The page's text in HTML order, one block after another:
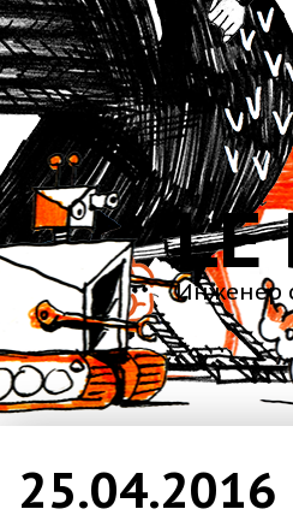
Инженер
25.04.2016